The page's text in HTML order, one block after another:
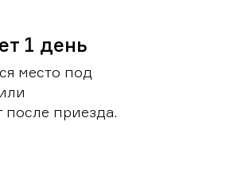
1 день
место под
после приезда.